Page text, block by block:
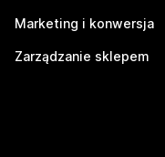
Marketing i konwersja
Zarządzanie sklepem